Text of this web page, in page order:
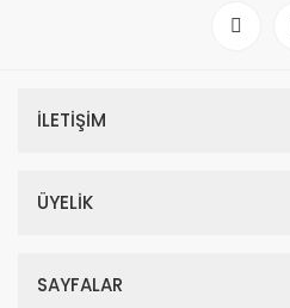
İLETİŞİM
ÜYELİK
SAYFALAR